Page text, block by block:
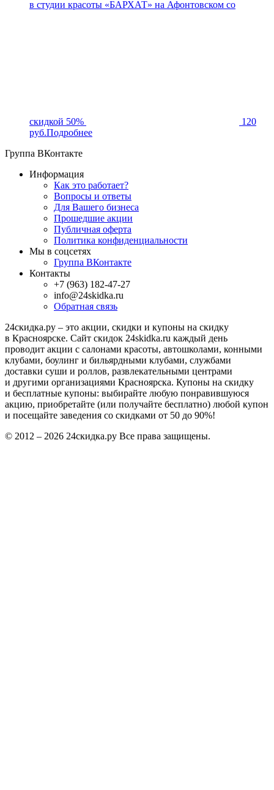
в студии красоты «БАРХАТ» на Афонтовском со
скидкой 50%
120
руб.Подробнее
Группа ВКонтакте
Информация
Как это работает?
Вопросы и ответы
Для Вашего бизнеса
Прошедшие акции
Публичная оферта
Политика конфиденциальности
Мы в соцсетях
Группа ВКонтакте
Контакты
+7 (963) 182-47-27
info@24skidka.ru
Обратная связь
24скидка.ру – это акции, скидки и купоны на скидку
в Красноярске. Сайт скидок 24skidka.ru каждый день
проводит акции с салонами красоты, автошколами, конными
клубами, боулинг и бильярдными клубами, службами
доставки суши и роллов, развлекательными центрами
и другими организациями Красноярска. Купоны на скидку
и бесплатные купоны: выбирайте любую понравившуюся
акцию, приобретайте (или получайте бесплатно) любой купон
и посещайте заведения со скидками от 50 до 90%!
© 2012 – 2026 24скидка.ру Все права защищены.